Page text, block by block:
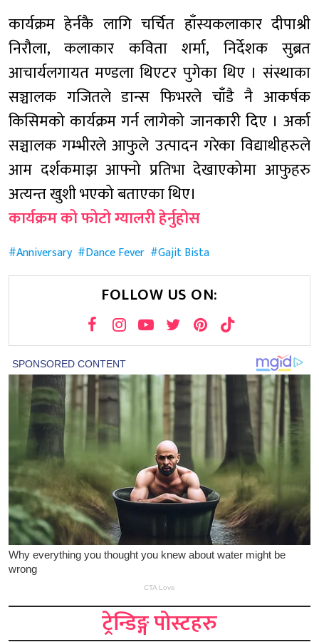
कार्यक्रम हेर्नकै लागि चर्चित हाँस्यकलाकार दीपाश्री
निरौला, कलाकार कविता शर्मा, निर्देशक सुब्रत
आचार्यलगायत मण्डला थिएटर पुगेका थिए । संस्थाका
सञ्चालक गजितले डान्स फिभरले चाँडै नै आकर्षक
किसिमको कार्यक्रम गर्न लागेको जानकारी दिए । अर्का
सञ्चालक गम्भीरले आफुले उत्पादन गरेका विद्याथीहरुले
आम दर्शकमाझ आफ्नो प्रतिभा देखाएकोमा आफुहरु
अत्यन्त खुशी भएको बताएका थिए।
कार्यक्रम को फोटो ग्यालरी हेर्नुहोस
Anniversary Dance Fever Gajit Bista
FOLLOW US ON:
ट्रेन्डिङ्ग पोस्टहरु